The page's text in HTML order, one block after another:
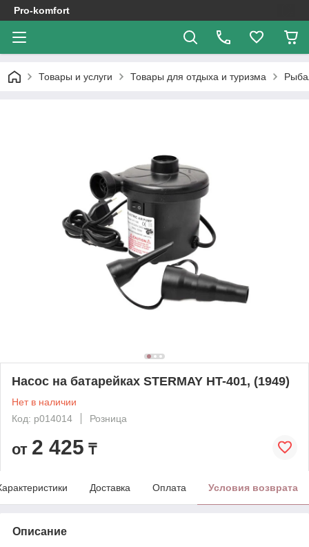
Pro-komfort
Товары и услуги Товары для отдыха и туризма
Насос на батарейках STERMAY HT-401, (1949)
Нет в наличии
Код: p014014
Розница
от 2 425 ₸
Доставка Оплата Условия возврата
Описание